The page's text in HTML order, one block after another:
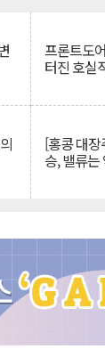
프론트도
터진 호실
[홍콩 대
승, 밸류는